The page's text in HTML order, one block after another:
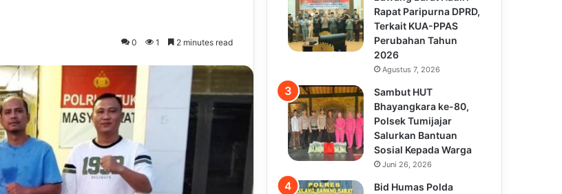
0 1 2 minutes read
Rapat Paripurna DPRD,
Terkait KUA-PPAS
Perubahan Tahun
2026
Agustus 7, 2026
Sambut HUT
Bhayangkara ke-80,
Polsek Tumijajar
Salurkan Bantuan
Sosial Kepada Warga
Juni 26, 2026
Bid Humas Polda